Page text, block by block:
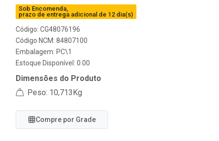
Sob Encomenda,
prazo de entrega adicional de 12 dia(s)
Código: CG48076196
Código NCM: 84807100
Embalagem: PC\1
Estoque Disponível: 0.00
Dimensões do Produto
Peso: 10,713Kg
Compre por Grade